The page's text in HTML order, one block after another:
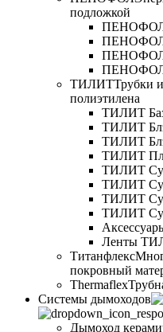
подложкой
ПЕНОФОЛ
ПЕНОФОЛ
ПЕНОФОЛ
ПЕНОФОЛ
ТИЛИТТрубки
полиэтилена
ТИЛИТ
ТИЛИТ
ТИЛИТ
ТИЛИТ
ТИЛИТ
ТИЛИТ
ТИЛИТ
ТИЛИТ
Ленты
Титанфлекс
покровный
Thermaflex
Cистемы дымоходов
Дымоход